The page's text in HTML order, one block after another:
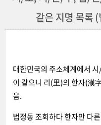
같은 지명 목록
대한민국의 주소체계에서
이 같으니 리(里)의 한자(漢
음.
법정동 조회하다 한자만 다